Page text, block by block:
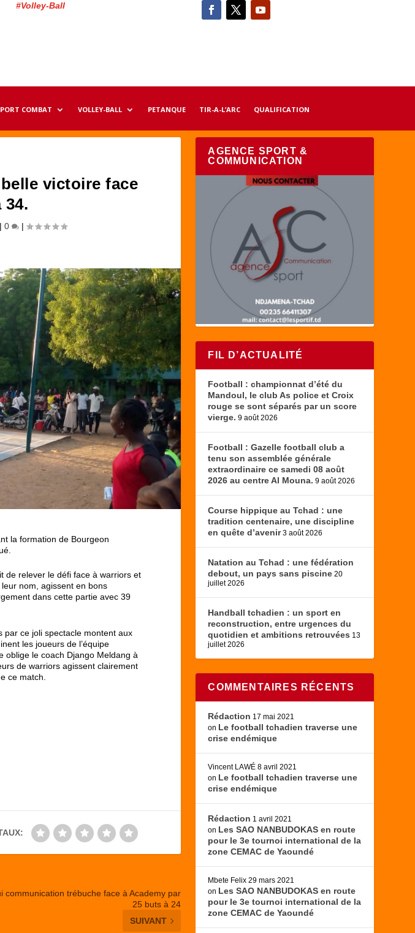
#Volley-Ball
COMBAT VOLLEY-BALL PETANQUE TIR-A-L’ARC QUALIFICATION
victoire face
34.
0 |
la formation de Bourgeon
de relever le défi face à warriors et
nom, agissent en bons
dans cette partie avec 39
par ce joli spectacle montent aux
les joueurs de l’équipe
oblige le coach Django Meldang à
de warriors agissent clairement
ce match.
communication trébuche face à Academy par
25 buts à 24
SUIVANT
AGENCE SPORT &
COMMUNICATION
FIL D’ACTUALITÉ
Football : championnat d’été du
Mandoul, le club As police et Croix
rouge se sont séparés par un score
vierge. 9 août 2026
Football : Gazelle football club a
tenu son assemblée générale
extraordinaire ce samedi 08 août
2026 au centre Al Mouna. 9 août 2026
Course hippique au Tchad : une
tradition centenaire, une discipline
en quête d’avenir 3 août 2026
Natation au Tchad : une fédération
debout, un pays sans piscine 20
juillet 2026
Handball tchadien : un sport en
reconstruction, entre urgences du
quotidien et ambitions retrouvées 13
juillet 2026
COMMENTAIRES RÉCENTS
Rédaction 17 mai 2021
on Le football tchadien traverse une
crise endémique
Vincent LAWÉ 8 avril 2021
on Le football tchadien traverse une
crise endémique
Rédaction 1 avril 2021
on Les SAO NANBUDOKAS en route
pour le 3e tournoi international de la
zone CEMAC de Yaoundé
Mbete Felix 29 mars 2021
on Les SAO NANBUDOKAS en route
pour le 3e tournoi international de la
zone CEMAC de Yaoundé